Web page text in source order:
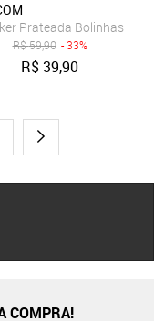
Banhado A Prata
Prateada Bolinhas
R$59,90 - 33%
R$39,90
COMPRA!